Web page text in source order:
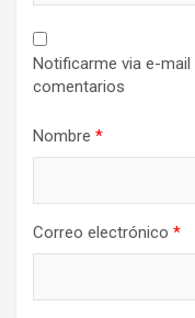
Notificarme via e-
comentarios
Nombre *
Correo electrónico *